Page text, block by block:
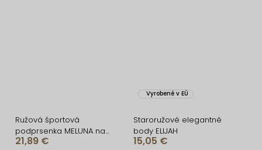
Ružová športová
podprsenka MELUNA na
ramienka
21,89 €
Vyrobené v EÚ
Staroružové elegantné
body ELIJAH
15,05 €